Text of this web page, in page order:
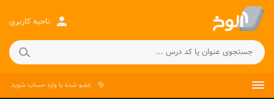
person ناحیه کاربری
local_offer عضو شده یاوارد حساب شوید.